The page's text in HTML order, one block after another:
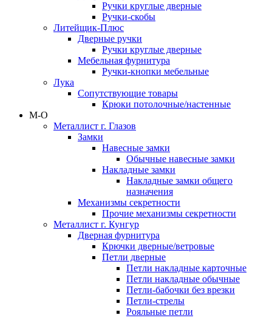
Ручки круглые дверные
Ручки-скобы
Литейщик-Плюс
Дверные ручки
Ручки круглые дверные
Мебельная фурнитура
Ручки-кнопки мебельные
Лука
Сопутствующие товары
Крюки потолочные/настенные
М-О
Металлист г. Глазов
Замки
Навесные замки
Обычные навесные замки
Накладные замки
Накладные замки общего
назначения
Механизмы секретности
Прочие механизмы секретности
Металлист г. Кунгур
Дверная фурнитура
Крючки дверные/ветровые
Петли дверные
Петли накладные карточные
Петли накладные обычные
Петли-бабочки без врезки
Петли-стрелы
Рояльные петли